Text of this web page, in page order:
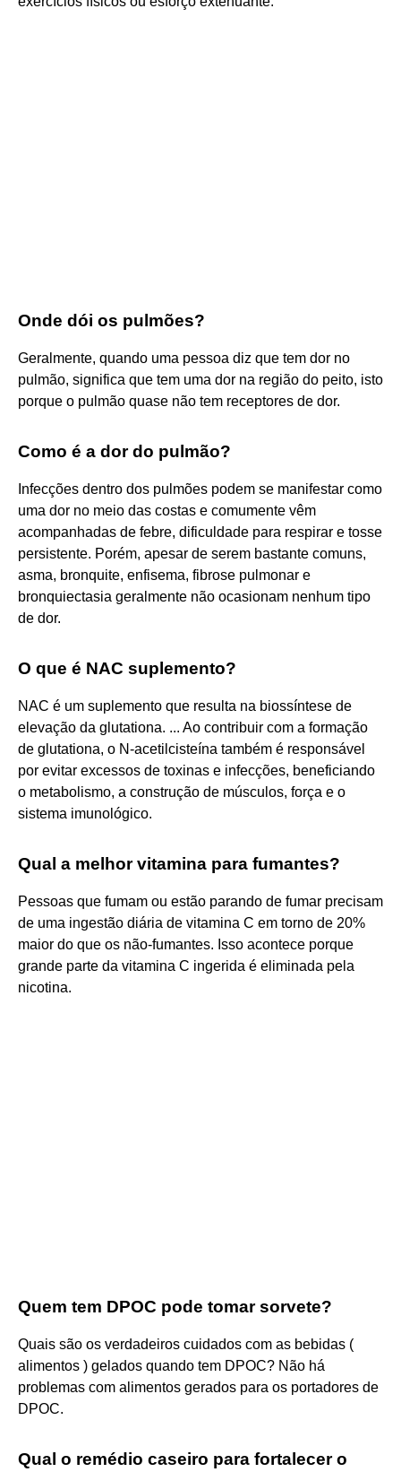
Onde dói os pulmões?
Geralmente, quando uma pessoa diz que tem dor no
pulmão, significa que tem uma dor na região do peito, isto
porque o pulmão quase não tem receptores de dor.
Como é a dor do pulmão?
Infecções dentro dos pulmões podem se manifestar como
uma dor no meio das costas e comumente vêm
acompanhadas de febre, dificuldade para respirar e tosse
persistente. Porém, apesar de serem bastante comuns,
asma, bronquite, enfisema, fibrose pulmonar e
bronquiectasia geralmente não ocasionam nenhum tipo
de dor.
O que é NAC suplemento?
NAC é um suplemento que resulta na biossíntese de
elevação da glutationa. ... Ao contribuir com a formação
de glutationa, o N-acetilcisteína também é responsável
por evitar excessos de toxinas e infecções, beneficiando
o metabolismo, a construção de músculos, força e o
sistema imunológico.
Qual a melhor vitamina para fumantes?
Pessoas que fumam ou estão parando de fumar precisam
de uma ingestão diária de vitamina C em torno de 20%
maior do que os não-fumantes. Isso acontece porque
grande parte da vitamina C ingerida é eliminada pela
nicotina.
Quem tem DPOC pode tomar sorvete?
Quais são os verdadeiros cuidados com as bebidas (
alimentos ) gelados quando tem DPOC? Não há
problemas com alimentos gerados para os portadores de
DPOC.
Qual o remédio caseiro para fortalecer o